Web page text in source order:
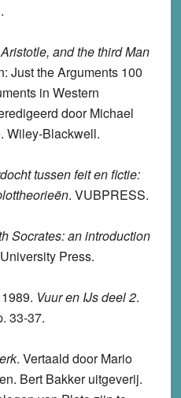
and the third Man
Just the Arguments 100
in Western
door Michael
Wiley-Blackwell.
tussen feit en fictie:
. VUBPRESS.
Socrates: an introduction
Press.
Vuur en IJs deel 2.
33-37.
. Vertaald door Mario
Bert Bakker uitgeverij.